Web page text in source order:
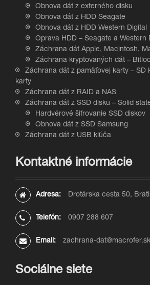
Obnova dát z externého disku
Obnova dát z HDD Seagate
Obnova dát z HDD Western Digital
Oprava HDD – Seagate a Western
Záchrana dát Apple, Macintosh,
Záchrana kryptovaných dát –
Záchrana dát z pamäťovej karty – SD
karty
Záchrana dát z RAID a NAS
Záchrana dát z SSD disku – Solid
Hardvérové šifrovanie SSD diskov
Obnova dát z SSD Samsung
Záchrana dát z USB kľúča
Kontaktné informácie
Adresa: Drotárska cesta 50,
Telefón: 0907 288 607
Email: zachrana-dat@macrofer.sk
Sociálne siete